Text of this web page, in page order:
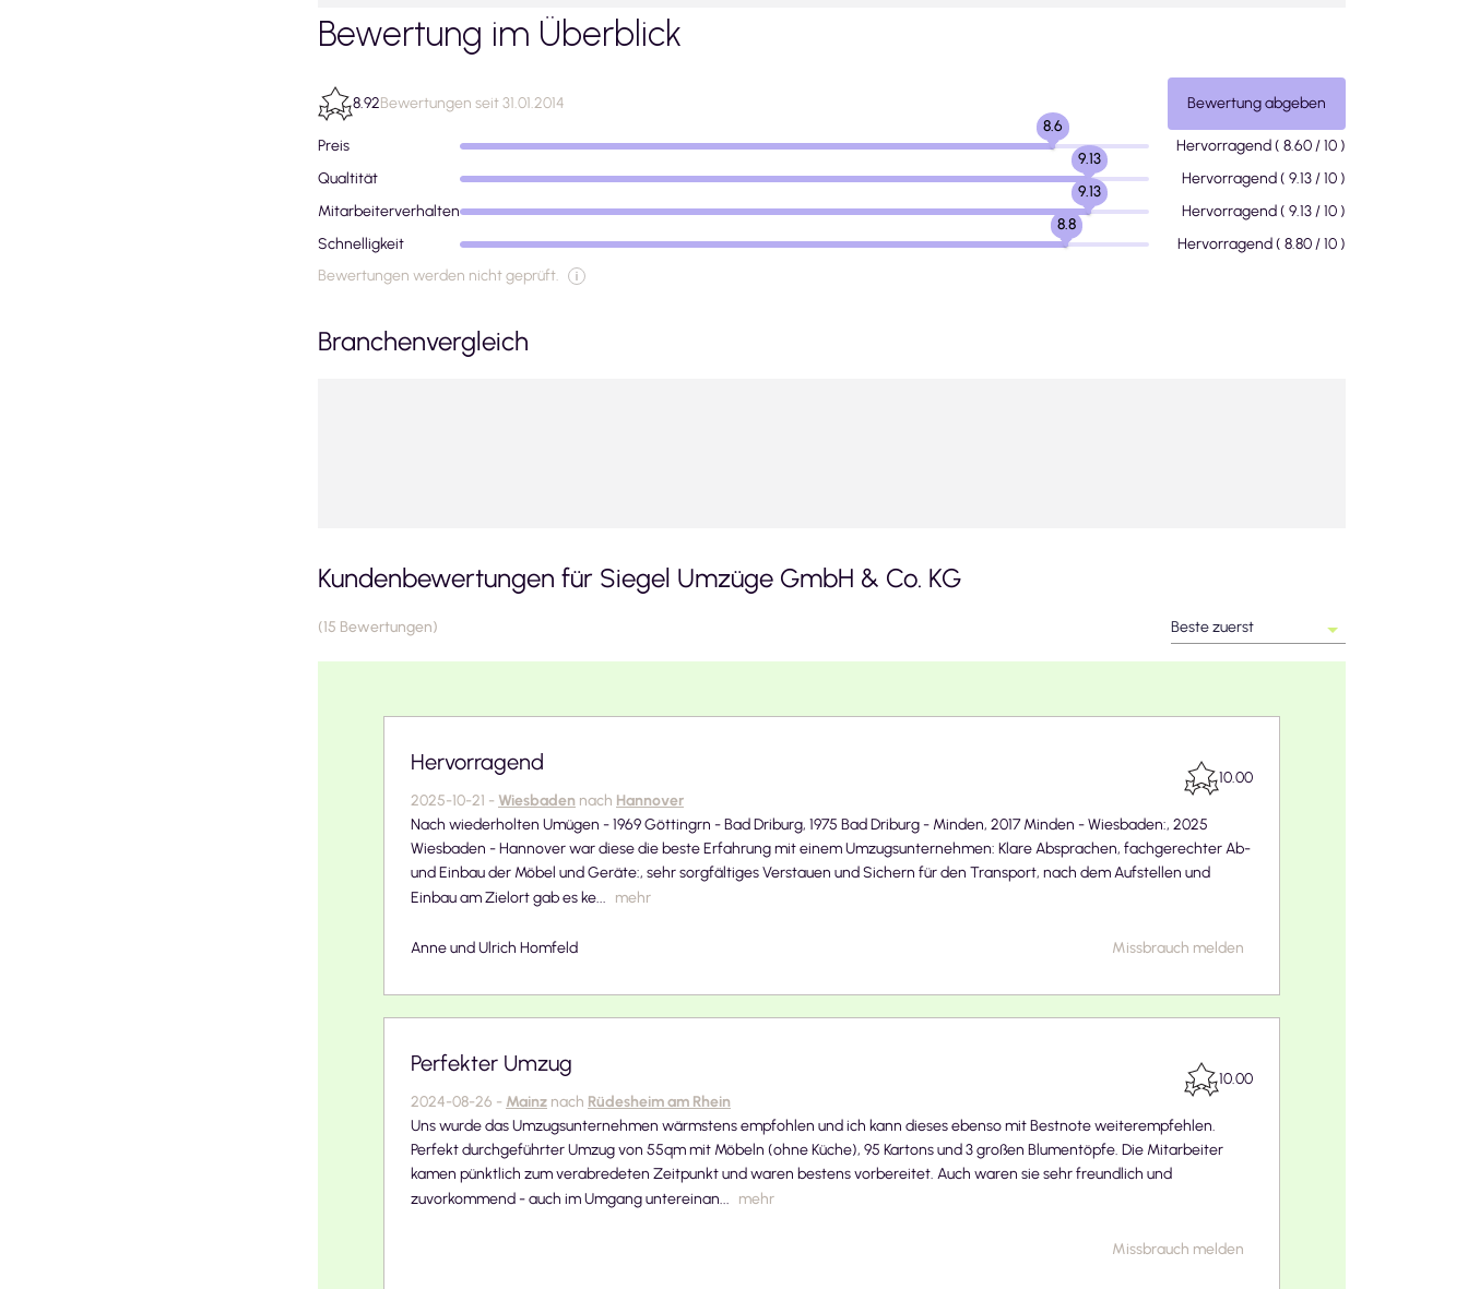
Bewertung im Überblick
8.92Bewertungen seit 31.01.2014 Bewertung abgeben
Preis Hervorragend( 8.60/ 10 )
8.6
Qualtität Hervorragend( 9.13/ 10 )
9.13
Mitarbeiterverhalten Hervorragend( 9.13/ 10 )
9.13
Schnelligkeit Hervorragend( 8.80/ 10 )
8.8
Bewertungen werden nicht geprüft.
Branchenvergleich
Kundenbewertungen für Siegel Umzüge GmbH & Co. KG
(15 Bewertungen) Beste zuerst
Hervorragend
2025-10-21 - Wiesbaden nach Hannover
10.00
Nach wiederholten Umügen - 1969 Göttingrn - Bad Driburg, 1975 Bad Driburg - Minden, 2017 Minden - Wiesbaden:, 2025
Wiesbaden - Hannover war diese die beste Erfahrung mit einem Umzugsunternehmen: Klare Absprachen, fachgerechter Ab-
und Einbau der Möbel und Geräte:, sehr sorgfältiges Verstauen und Sichern für den Transport, nach dem Aufstellen und
Einbau am Zielort gab es ke... mehr
Anne und Ulrich Homfeld Missbrauch melden
Perfekter Umzug
2024-08-26 - Mainz nach Rüdesheim am Rhein
10.00
Uns wurde das Umzugsunternehmen wärmstens empfohlen und ich kann dieses ebenso mit Bestnote weiterempfehlen.
Perfekt durchgeführter Umzug von 55qm mit Möbeln (ohne Küche), 95 Kartons und 3 großen Blumentöpfe. Die Mitarbeiter
kamen pünktlich zum verabredeten Zeitpunkt und waren bestens vorbereitet. Auch waren sie sehr freundlich und
zuvorkommend - auch im Umgang untereinan... mehr
Missbrauch melden